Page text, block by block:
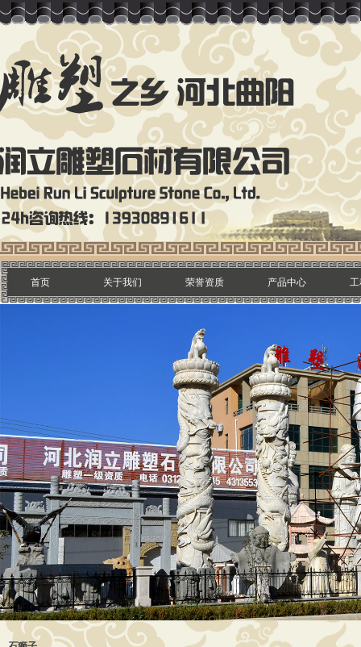
首页 关于我们 荣誉资质 产品中心